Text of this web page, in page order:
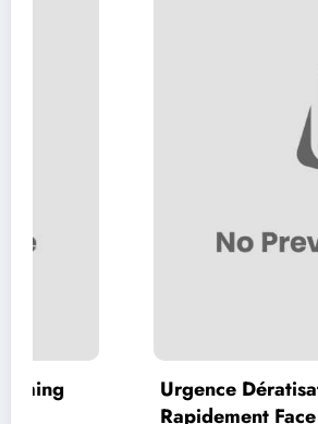
Urgence Dératisation Paris
Rapidement Face à une